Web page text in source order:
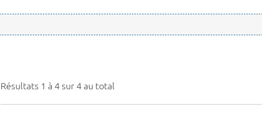
Résultats 1 à 4 sur 4 au total